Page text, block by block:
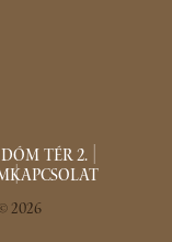
DÓM TÉR 2.
KAPCSOLAT
2026